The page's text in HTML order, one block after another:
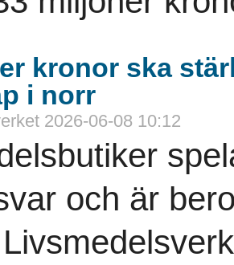
kronor ska
i norr
2026-06-08 10:12
och är